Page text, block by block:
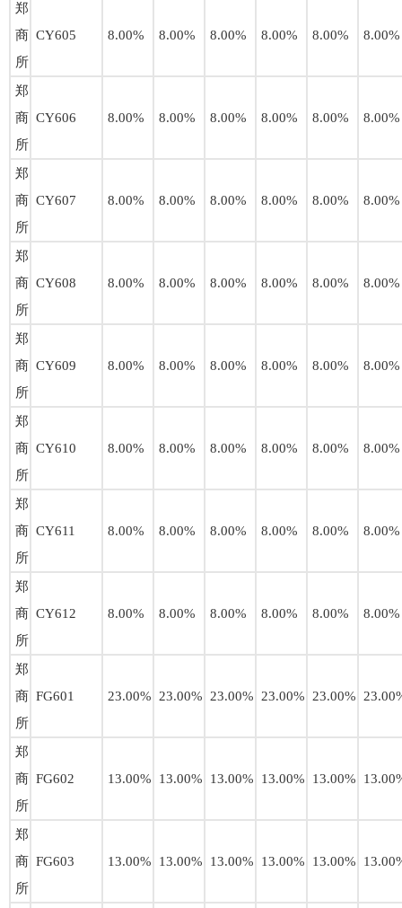
郑
商
所
CY605 8.00% 8.00% 8.00% 8.00% 8.00% 8.00%
郑
商
所
CY606 8.00% 8.00% 8.00% 8.00% 8.00% 8.00%
郑
商
所
CY607 8.00% 8.00% 8.00% 8.00% 8.00% 8.00%
郑
商
所
CY608 8.00% 8.00% 8.00% 8.00% 8.00% 8.00%
郑
商
所
CY609 8.00% 8.00% 8.00% 8.00% 8.00% 8.00%
郑
商
所
CY610 8.00% 8.00% 8.00% 8.00% 8.00% 8.00%
郑
商
所
CY611 8.00% 8.00% 8.00% 8.00% 8.00% 8.00%
郑
商
所
CY612 8.00% 8.00% 8.00% 8.00% 8.00% 8.00%
郑
商
所
FG601 23.00% 23.00% 23.00% 23.00% 23.00%
郑
商
所
FG602 13.00% 13.00% 13.00% 13.00% 13.00%
郑
商
所
FG603 13.00% 13.00% 13.00% 13.00% 13.00%